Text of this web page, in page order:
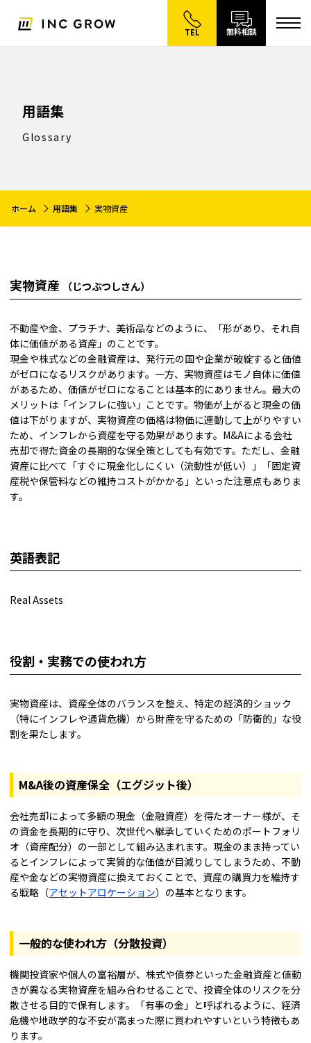
TEL 無料相談
用語集
Glossary
ホーム 用語集 実物資産
実物資産 （じつぶつしさん）
不動産や金、プラチナ、美術品などのように、「形があり、それ自
体に価値がある資産」のことです。
現金や株式などの金融資産は、発行元の国や企業が破綻すると価値
がゼロになるリスクがあります。一方、実物資産はモノ自体に価値
があるため、価値がゼロになることは基本的にありません。最大の
メリットは「インフレに強い」ことです。物価が上がると現金の価
値は下がりますが、実物資産の価格は物価に連動して上がりやすい
ため、インフレから資産を守る効果があります。M&Aによる会社
売却で得た資金の長期的な保全策としても有効です。ただし、金融
資産に比べて「すぐに現金化しにくい（流動性が低い）」「固定資
産税や保管料などの維持コストがかかる」といった注意点もありま
す。
英語表記
Real Assets
役割・実務での使われ方
実物資産は、資産全体のバランスを整え、特定の経済的ショック
（特にインフレや通貨危機）から財産を守るための「防衛的」な役
割を果たします。
M&A後の資産保全（エグジット後）
会社売却によって多額の現金（金融資産）を得たオーナー様が、そ
の資金を長期的に守り、次世代へ継承していくためのポートフォリ
オ（資産配分）の一部として組み込まれます。現金のまま持ってい
るとインフレによって実質的な価値が目減りしてしまうため、不動
産や金などの実物資産に換えておくことで、資産の購買力を維持す
る戦略（アセットアロケーション）の基本となります。
一般的な使われ方（分散投資）
機関投資家や個人の富裕層が、株式や債券といった金融資産と値動
きが異なる実物資産を組み合わせることで、投資全体のリスクを分
散させる目的で保有します。「有事の金」と呼ばれるように、経済
危機や地政学的な不安が高まった際に買われやすいという特徴もあ
ります。